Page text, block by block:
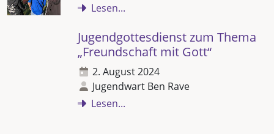
Lesen...
Jugendgottesdienst zum Thema
„Freundschaft mit Gott“
2. August 2024
Jugendwart Ben Rave
Lesen...